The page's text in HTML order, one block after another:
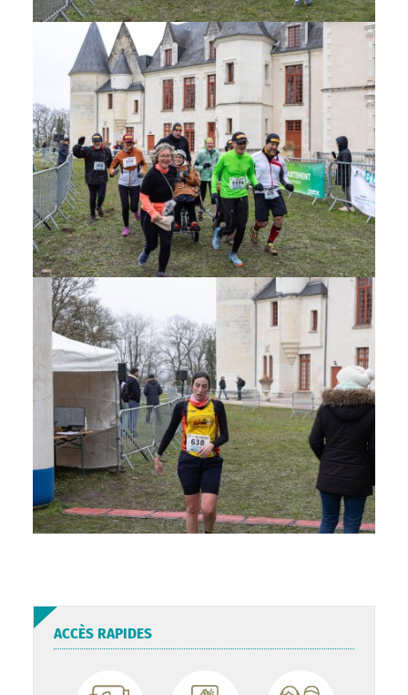
ACCÈS RAPIDES